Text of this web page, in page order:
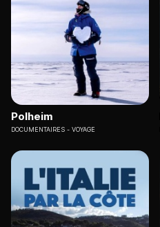
Polheim
DOCUMENTAIRES VOYAGE